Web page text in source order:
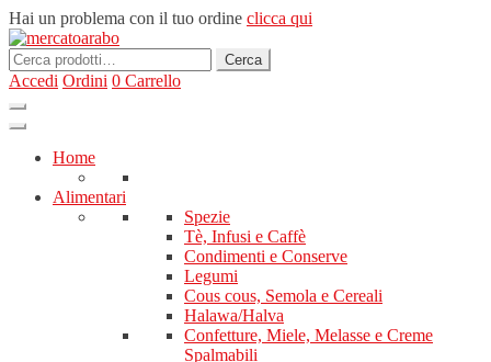
Hai un problema con il tuo ordine clicca qui
Cerca: Cerca
Accedi Ordini 0 Carrello
Home
Alimentari
Spezie
Tè, Infusi e Caffè
Condimenti e Conserve
Legumi
Cous cous, Semola e Cereali
Halawa/Halva
Confetture, Miele, Melasse e Creme
Spalmabili